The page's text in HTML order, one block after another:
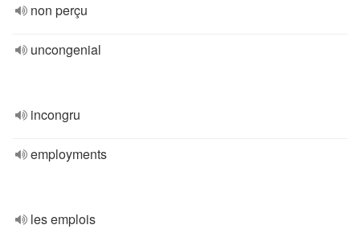
non perçu
uncongenial
incongru
employments
les emplois